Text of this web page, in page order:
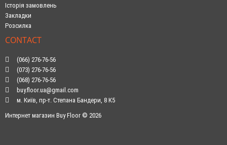
Історія замовлень
Закладки
Розсилка
CONTACT
(066) 276-76-56
(073) 276-76-56
(068) 276-76-56
buy.floor.ua@gmail.com
м. Київ, пр-т. Степана Бандери, 8 К5
Интернет магазин Buy Floor © 2026